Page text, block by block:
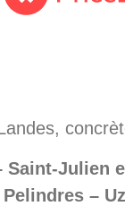
Saint-Julien
–